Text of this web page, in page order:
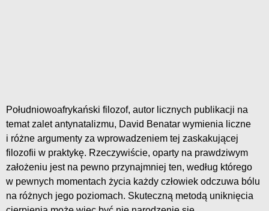
Południowoafrykański filozof, autor licznych publikacji na
temat zalet antynatalizmu, David Benatar wymienia liczne
i różne argumenty za wprowadzeniem tej zaskakującej
filozofii w praktykę. Rzeczywiście, oparty na prawdziwym
założeniu jest na pewno przynajmniej ten, według którego
w pewnych momentach życia każdy człowiek odczuwa bólu
na różnych jego poziomach. Skuteczną metodą uniknięcia